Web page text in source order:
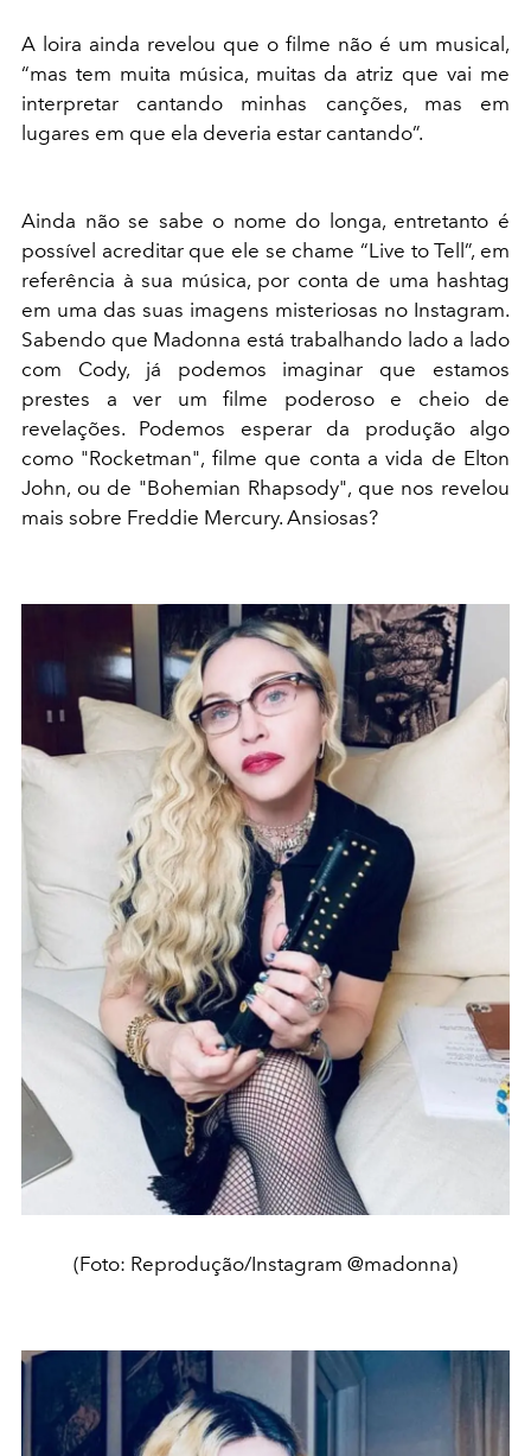
A loira ainda revelou que o filme não é um musical,
“mas tem muita música, muitas da atriz que vai me
interpretar cantando minhas canções, mas em
lugares em que ela deveria estar cantando”.
Ainda não se sabe o nome do longa, entretanto é
possível acreditar que ele se chame “Live to Tell”, em
referência à sua música, por conta de uma hashtag
em uma das suas imagens misteriosas no Instagram.
Sabendo que Madonna está trabalhando lado a lado
com Cody, já podemos imaginar que estamos
prestes a ver um filme poderoso e cheio de
revelações. Podemos esperar da produção algo
como "Rocketman", filme que conta a vida de Elton
John, ou de "Bohemian Rhapsody", que nos revelou
mais sobre Freddie Mercury. Ansiosas?
(Foto: Reprodução/Instagram @madonna)